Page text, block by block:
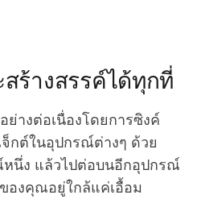
ร้างสรรค์ได้ทุกที่
ย่างต่อเนื่องโดยการซิงค์
กต์ในอุปกรณ์ต่างๆ ด้วย
นึ่ง แล้วไปต่อบนอีกอุปกรณ์
องคุณอยู่ใกล้แค่เอื้อม